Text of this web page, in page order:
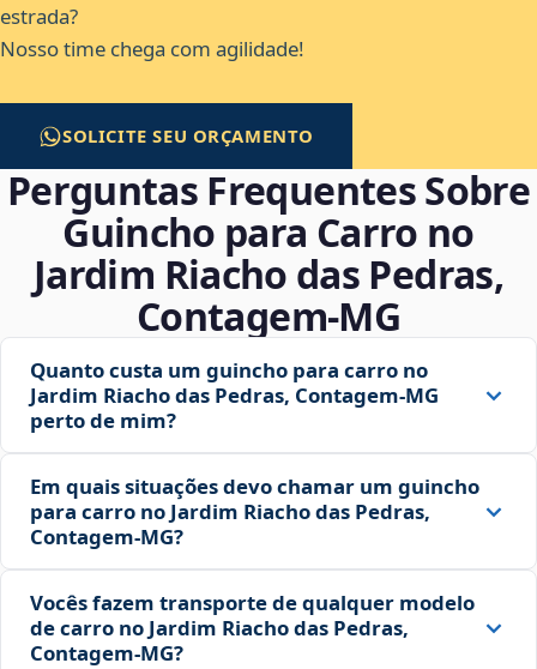
estrada?
Nosso time chega com agilidade!
SOLICITE SEU ORÇAMENTO
Perguntas Frequentes Sobre
Guincho para Carro no
Jardim Riacho das Pedras,
Contagem‑MG
Quanto custa um guincho para carro no
Jardim Riacho das Pedras, Contagem‑MG
perto de mim?
Em quais situações devo chamar um guincho
para carro no Jardim Riacho das Pedras,
Contagem‑MG?
Vocês fazem transporte de qualquer modelo
de carro no Jardim Riacho das Pedras,
Contagem‑MG?